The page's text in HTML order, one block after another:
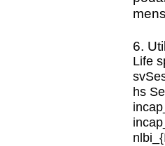
6.
Life
hs